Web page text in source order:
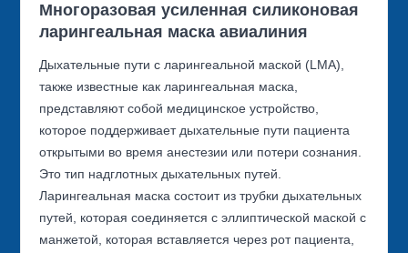
Многоразовая усиленная силиконовая
ларингеальная маска авиалиния
Дыхательные пути с ларингеальной маской (LMA),
также известные как ларингеальная маска,
представляют собой медицинское устройство,
которое поддерживает дыхательные пути пациента
открытыми во время анестезии или потери сознания.
Это тип надглотных дыхательных путей.
Ларингеальная маска состоит из трубки дыхательных
путей, которая соединяется с эллиптической маской с
манжетой, которая вставляется через рот пациента,